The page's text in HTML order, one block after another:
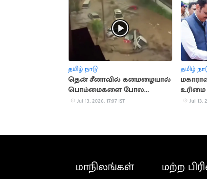
தமிழ் நாடு
தென் சீனாவில் கனமழையால்
பொம்மைகளை போல
மிதக்கும் வாகனங்கள்
Jul 13, 2026, 17:07 IST
தமிழ்
லட்சம்
Jul 13,
மாநிலங்கள் மற்ற